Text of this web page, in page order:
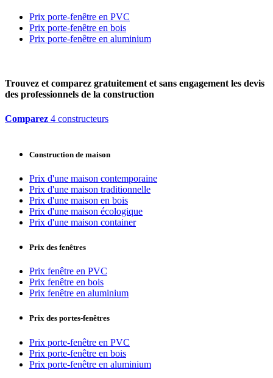
Prix porte-fenêtre en PVC
Prix porte-fenêtre en bois
Prix porte-fenêtre en aluminium
Trouvez et comparez gratuitement et sans engagement les devis
des professionnels de la construction
Comparez 4 constructeurs
Construction de maison
Prix d'une maison contemporaine
Prix d'une maison traditionnelle
Prix d'une maison en bois
Prix d'une maison écologique
Prix d'une maison container
Prix des fenêtres
Prix fenêtre en PVC
Prix fenêtre en bois
Prix fenêtre en aluminium
Prix des portes-fenêtres
Prix porte-fenêtre en PVC
Prix porte-fenêtre en bois
Prix porte-fenêtre en aluminium